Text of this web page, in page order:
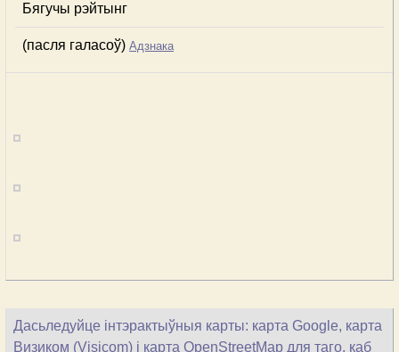
Бягучы рэйтынг
(пасля галасоў) Адзнака
Дасьледуйце інтэрактыўныя карты: карта Google, карта
Визиком (Visicom) і карта OpenStreetMap для таго, каб